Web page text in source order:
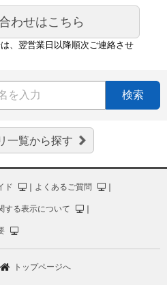
わせはこちら
、翌営業日以降順次ご連絡させ
検索
一覧から探す
ド ｜ よくあるご質問 ｜
する表示について ｜
トップページへ